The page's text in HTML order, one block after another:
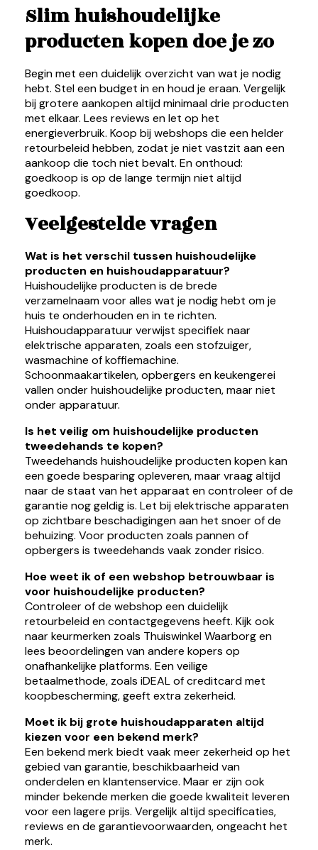
Slim huishoudelijke
producten kopen doe je zo
Begin met een duidelijk overzicht van wat je nodig
hebt. Stel een budget in en houd je eraan. Vergelijk
bij grotere aankopen altijd minimaal drie producten
met elkaar. Lees reviews en let op het
energieverbruik. Koop bij webshops die een helder
retourbeleid hebben, zodat je niet vastzit aan een
aankoop die toch niet bevalt. En onthoud:
goedkoop is op de lange termijn niet altijd
goedkoop.
Veelgestelde vragen
Wat is het verschil tussen huishoudelijke
producten en huishoudapparatuur?
Huishoudelijke producten is de brede
verzamelnaam voor alles wat je nodig hebt om je
huis te onderhouden en in te richten.
Huishoudapparatuur verwijst specifiek naar
elektrische apparaten, zoals een stofzuiger,
wasmachine of koffiemachine.
Schoonmaakartikelen, opbergers en keukengerei
vallen onder huishoudelijke producten, maar niet
onder apparatuur.
Is het veilig om huishoudelijke producten
tweedehands te kopen?
Tweedehands huishoudelijke producten kopen kan
een goede besparing opleveren, maar vraag altijd
naar de staat van het apparaat en controleer of de
garantie nog geldig is. Let bij elektrische apparaten
op zichtbare beschadigingen aan het snoer of de
behuizing. Voor producten zoals pannen of
opbergers is tweedehands vaak zonder risico.
Hoe weet ik of een webshop betrouwbaar is
voor huishoudelijke producten?
Controleer of de webshop een duidelijk
retourbeleid en contactgegevens heeft. Kijk ook
naar keurmerken zoals Thuiswinkel Waarborg en
lees beoordelingen van andere kopers op
onafhankelijke platforms. Een veilige
betaalmethode, zoals iDEAL of creditcard met
koopbescherming, geeft extra zekerheid.
Moet ik bij grote huishoudapparaten altijd
kiezen voor een bekend merk?
Een bekend merk biedt vaak meer zekerheid op het
gebied van garantie, beschikbaarheid van
onderdelen en klantenservice. Maar er zijn ook
minder bekende merken die goede kwaliteit leveren
voor een lagere prijs. Vergelijk altijd specificaties,
reviews en de garantievoorwaarden, ongeacht het
merk.